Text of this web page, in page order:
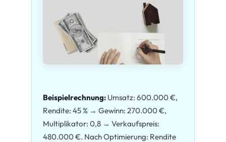
Beispielrechnung: Umsatz: 600.000 €,
Rendite: 45 % → Gewinn: 270.000 €,
Multiplikator: 0,8 → Verkaufspreis:
480.000 €. Nach Optimierung: Rendite